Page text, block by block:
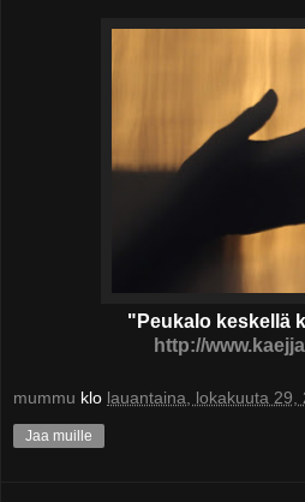
"Peukalo keskellä
http://
mummu klo lauantaina, lokakuuta 29,
Jaa muille